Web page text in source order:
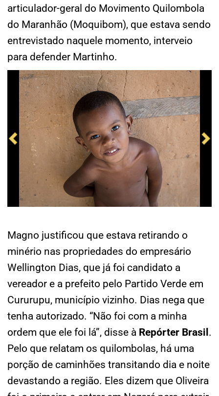
articulador-geral do Movimento Quilombola
do Maranhão (Moquibom), que estava sendo
entrevistado naquele momento, interveio
para defender Martinho.
Magno justificou que estava retirando o
minério nas propriedades do empresário
Wellington Dias, que já foi candidato a
vereador e a prefeito pelo Partido Verde em
Cururupu, município vizinho. Dias nega que
tenha autorizado. “Não foi com a minha
ordem que ele foi lá”, disse à Repórter Brasil .
Pelo que relatam os quilombolas, há uma
porção de caminhões transitando dia e noite
devastando a região. Eles dizem que Oliveira